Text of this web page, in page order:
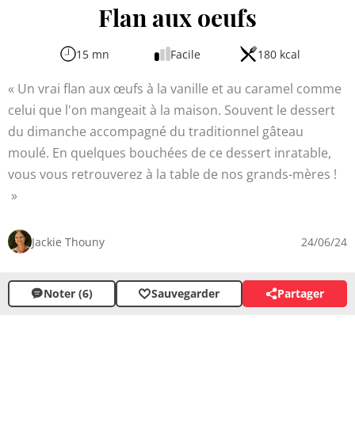
Flan aux oeufs
15 mn Facile 180 kcal
Un vrai flan aux œufs à la vanille et au caramel comme
celui que l'on mangeait à la maison. Souvent le dessert
du dimanche accompagné du traditionnel gâteau
moulé. En quelques bouchées de ce dessert inratable,
vous vous retrouverez à la table de nos grands-mères !
Jackie Thouny 24/06/24
Noter (6) Sauvegarder Partager